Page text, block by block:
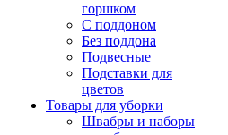
горшком
С поддоном
Без поддона
Подвесные
Подставки для
цветов
Товары для уборки
Швабры и наборы